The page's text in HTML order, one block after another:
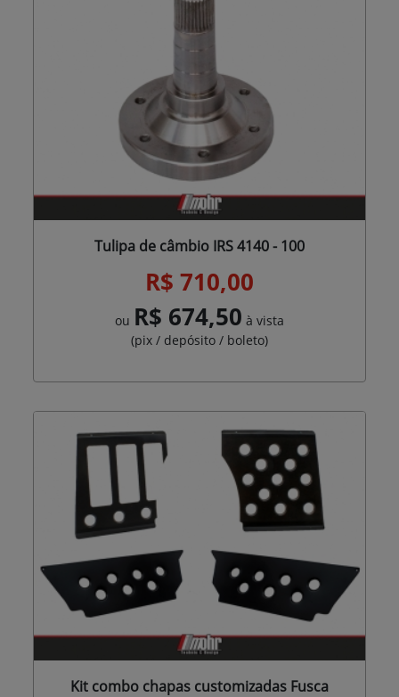
Tulipa de câmbio IRS 4140 - 100
R$ 710,00
ou R$ 674,50 à vista
(pix / depósito / boleto)
Kit combo chapas customizadas Fusca